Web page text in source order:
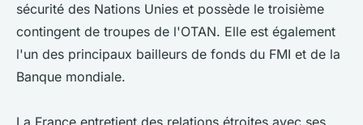
sécurité des Nations Unies et possède le troisième
contingent de troupes de l'OTAN. Elle est également
l'un des principaux bailleurs de fonds du FMI et de la
Banque mondiale.